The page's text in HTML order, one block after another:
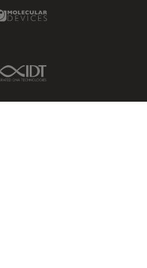
vida deMolecular Devices Link
IDT Link